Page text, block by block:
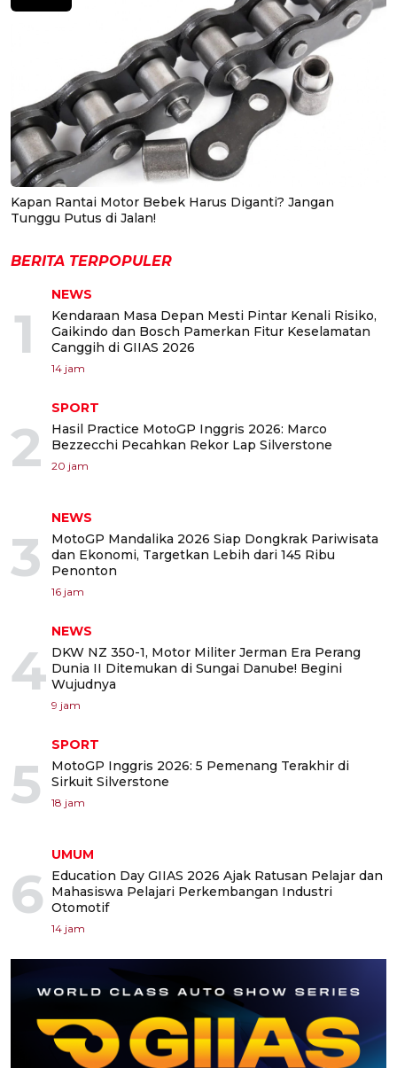
Kapan Rantai Motor Bebek Harus Diganti? Jangan
Tunggu Putus di Jalan!
BERITA TERPOPULER
1
NEWS
Kendaraan Masa Depan Mesti Pintar Kenali Risiko,
Gaikindo dan Bosch Pamerkan Fitur Keselamatan
Canggih di GIIAS 2026
14 jam
2
SPORT
Hasil Practice MotoGP Inggris 2026: Marco
Bezzecchi Pecahkan Rekor Lap Silverstone
20 jam
3
NEWS
MotoGP Mandalika 2026 Siap Dongkrak Pariwisata
dan Ekonomi, Targetkan Lebih dari 145 Ribu
Penonton
16 jam
4
NEWS
DKW NZ 350-1, Motor Militer Jerman Era Perang
Dunia II Ditemukan di Sungai Danube! Begini
Wujudnya
9 jam
5
SPORT
MotoGP Inggris 2026: 5 Pemenang Terakhir di
Sirkuit Silverstone
18 jam
6
UMUM
Education Day GIIAS 2026 Ajak Ratusan Pelajar dan
Mahasiswa Pelajari Perkembangan Industri
Otomotif
14 jam